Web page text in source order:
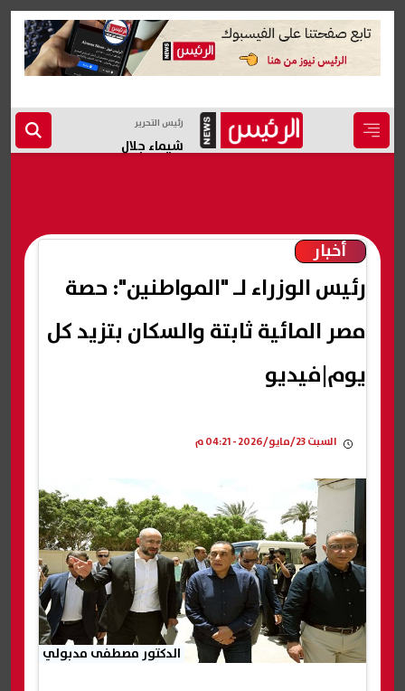
رئيس التحرير
شيماء جلال
أخبار
رئيس الوزراء لـ "المواطنين": حصة
مصر المائية ثابتة والسكان بتزيد كل
يوم|فيديو
السبت 23/مايو/2026 - 04:21 م
الدكتور مصطفى مدبولي